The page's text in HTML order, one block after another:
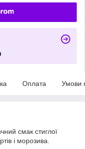
Оплата Умови
смак стиглої
і морозива.